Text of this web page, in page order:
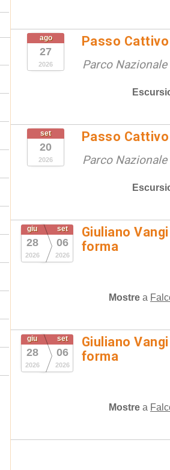
ago
27
2026
Passo
Parco
set
20
2026
Passo
Parco
giu
28
2026
set
06
2026
Giuliano
forma
Mostre a
giu
28
2026
set
06
2026
Giuliano
forma
Mostre a